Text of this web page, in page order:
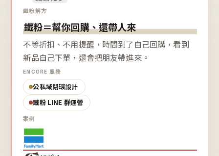
鐵粉解方
鐵粉＝幫你回購、還帶人來
不等折扣、不用提醒，時間到了自己回購，看到
新品自己下單，還會把朋友帶進來。
ENCORE 服務
公私域閉環設計
鐵粉 LINE 群運營
案例